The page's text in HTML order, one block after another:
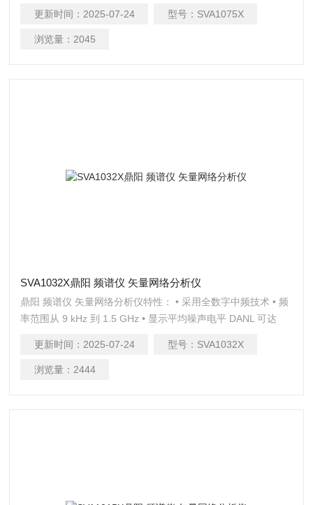
GHz，偏移 10 kHz，典型值）.
更新时间： 2025-07-24 型号： SVA1075X
浏览量： 2045
SVA1032X鼎阳 频谱仪 矢量网络分析仪
鼎阳 频谱仪 矢量网络分析仪特性： • 采用全数字中频技术 • 频
率范围从 9 kHz 到 1.5 GHz • 显示平均噪声电平 DANL 可达
GHz，偏移 10 kHz，典型值） •
更新时间： 2025-07-24 型号： SVA1032X
浏览量： 2444